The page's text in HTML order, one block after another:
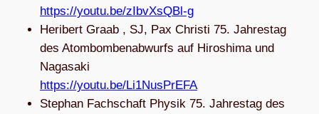
https://youtu.be/zIbvXsQBl‑g
Heri­bert Graab , SJ, Pax Christi 75. Jah­res­tag
des Atom­bom­ben­ab­wurfs auf Hiro­shima und
Naga­saki
https://youtu.be/Li1NusPrEFA
Ste­phan Fach­schaft Phy­sik 75. Jah­res­tag des